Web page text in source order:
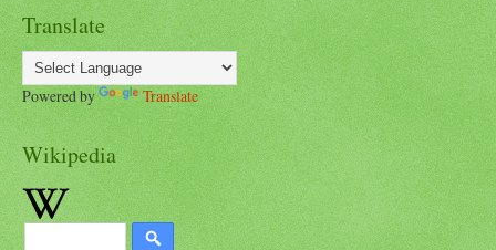
Translate
Powered by Translate
Wikipedia